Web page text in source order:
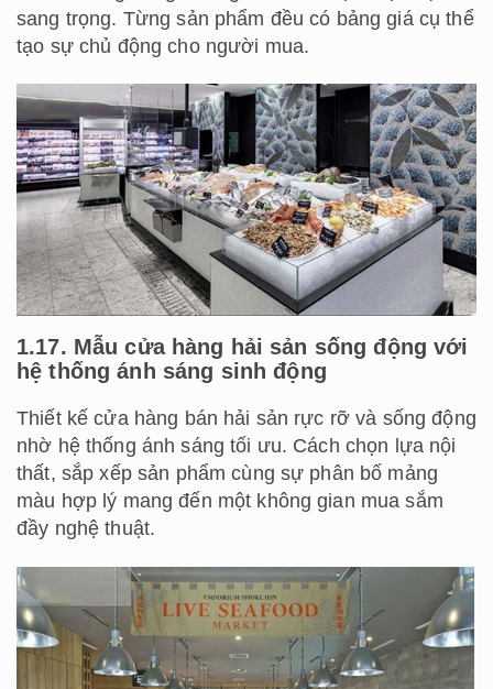
sang trọng. Từng sản phẩm đều có bảng giá cụ thể
tạo sự chủ động cho người mua.
1.17. Mẫu cửa hàng hải sản sống động với
hệ thống ánh sáng sinh động
Thiết kế cửa hàng bán hải sản rực rỡ và sống động
nhờ hệ thống ánh sáng tối ưu. Cách chọn lựa nội
thất, sắp xếp sản phẩm cùng sự phân bố mảng
màu hợp lý mang đến một không gian mua sắm
đầy nghệ thuật.